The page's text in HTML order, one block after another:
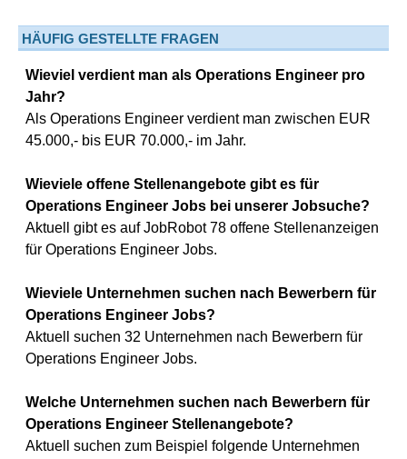
HÄUFIG GESTELLTE FRAGEN
Wieviel verdient man als Operations Engineer pro
Jahr?
Als Operations Engineer verdient man zwischen EUR
45.000,- bis EUR 70.000,- im Jahr.
Wieviele offene Stellenangebote gibt es für
Operations Engineer Jobs bei unserer Jobsuche?
Aktuell gibt es auf JobRobot 78 offene Stellenanzeigen
für Operations Engineer Jobs.
Wieviele Unternehmen suchen nach Bewerbern für
Operations Engineer Jobs?
Aktuell suchen 32 Unternehmen nach Bewerbern für
Operations Engineer Jobs.
Welche Unternehmen suchen nach Bewerbern für
Operations Engineer Stellenangebote?
Aktuell suchen zum Beispiel folgende Unternehmen